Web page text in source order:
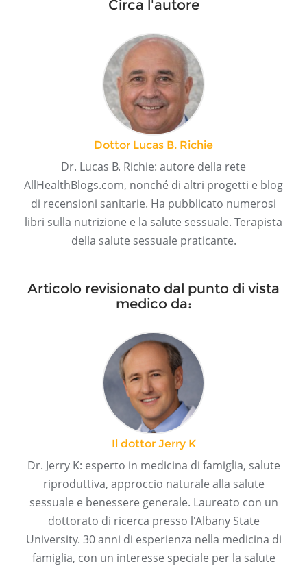
Circa l'autore
Dottor Lucas B. Richie
Dr. Lucas B. Richie: autore della rete
AllHealthBlogs.com, nonché di altri progetti e blog
di recensioni sanitarie. Ha pubblicato numerosi
libri sulla nutrizione e la salute sessuale. Terapista
della salute sessuale praticante.
Articolo revisionato dal punto di vista
medico da:
Il dottor Jerry K
Dr. Jerry K: esperto in medicina di famiglia, salute
riproduttiva, approccio naturale alla salute
sessuale e benessere generale. Laureato con un
dottorato di ricerca presso l'Albany State
University. 30 anni di esperienza nella medicina di
famiglia, con un interesse speciale per la salute